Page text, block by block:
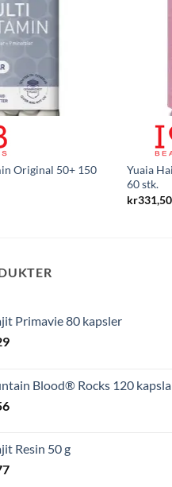
Original 50+ 150
Yuaia
60 stk.
kr331,50
Primavie 80 kapsler
Blood® Rocks 120
Resin 50 g